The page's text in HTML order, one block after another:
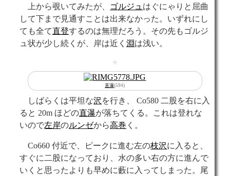
上から覗いてみたが、 ゴルジュ はぐにゃりと屈曲
して下まで見通すことは出来なかった。いずれにし
ても全て直登するのは無理だろう。その先もゴルジ
ュ状が少し続くが、岸は近く淵は浅い。
直瀑(594)
しばらくは平坦な沢 を行き、 Co580 二股を右に入
ると 20m ほどの直瀑が落ちてくる。これは登れな
いので左岸のルンゼから高巻 く。
Co660 付近で、ピークに進む左の枝沢に入ると、
すぐに二股になっており、水の多い右の方に進んで
いくと思ったよりも早めに藪に入ってしまった。尾